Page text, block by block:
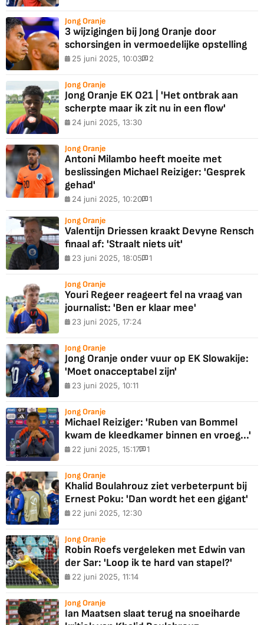
Jong Oranje
3 wijzigingen bij Jong Oranje door
schorsingen in vermoedelijke opstelling
25 juni 2025, 10:03 2
Jong Oranje
Jong Oranje EK O21 | 'Het ontbrak aan
scherpte maar ik zit nu in een flow'
24 juni 2025, 13:30
Jong Oranje
Antoni Milambo heeft moeite met
beslissingen Michael Reiziger: 'Gesprek
gehad'
24 juni 2025, 10:20 1
Jong Oranje
Valentijn Driessen kraakt Devyne Rensch
finaal af: 'Straalt niets uit'
23 juni 2025, 18:05 1
Jong Oranje
Youri Regeer reageert fel na vraag van
journalist: 'Ben er klaar mee'
23 juni 2025, 17:24
Jong Oranje
Jong Oranje onder vuur op EK Slowakije:
'Moet onacceptabel zijn'
23 juni 2025, 10:11
Jong Oranje
Michael Reiziger: 'Ruben van Bommel
kwam de kleedkamer binnen en vroeg...'
22 juni 2025, 15:17 1
Jong Oranje
Khalid Boulahrouz ziet verbeterpunt bij
Ernest Poku: 'Dan wordt het een gigant'
22 juni 2025, 12:30
Jong Oranje
Robin Roefs vergeleken met Edwin van
der Sar: 'Loop ik te hard van stapel?'
22 juni 2025, 11:14
Jong Oranje
Ian Maatsen slaat terug na snoeiharde